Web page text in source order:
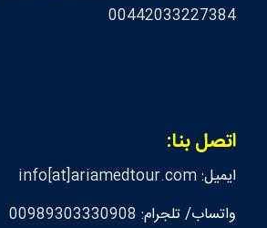
00442033227384
اتصل بنا:
ايميل:info[at]ariamedtour.com
واتساب/ تلجرام: 00989303330908